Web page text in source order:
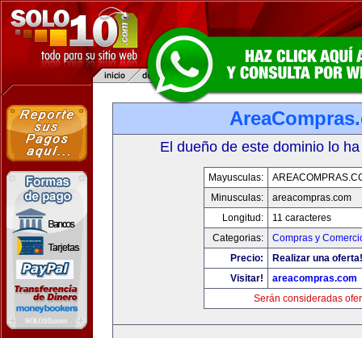
El dueño de este dominio lo
Mayusculas:
Minusculas:
areacompras.com
Longitud:
11 caracteres
Categorias:
Compras y
Precio:
Realizar una oferta!
Visitar!
areacompras.com
Serán consideradas